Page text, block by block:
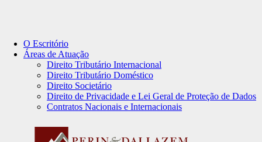
O Escritório
Áreas de Atuação
Direito Tributário Internacional
Direito Tributário Doméstico
Direito Societário
Direito de Privacidade e Lei Geral de Proteção de Dados
Contratos Nacionais e Internacionais